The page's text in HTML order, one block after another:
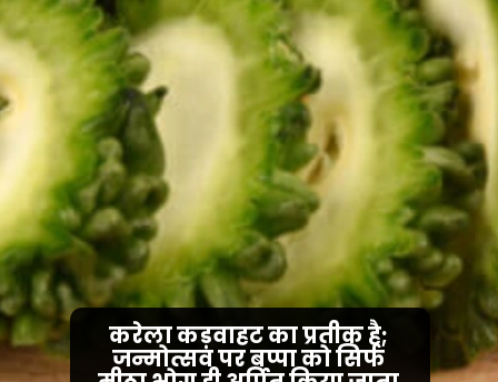
करेला कड़वाहट का प्रतीक है;
जन्मोत्सव पर बप्पा को सिर्फ